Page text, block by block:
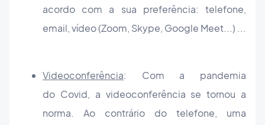
acordo com a sua preferência: telefone,
email, vídeo (Zoom, Skype, Google Meet...) ...
Videoconferência: Com a pandemia
do Covid, a videoconferência se tornou a
norma. Ao contrário do telefone, uma